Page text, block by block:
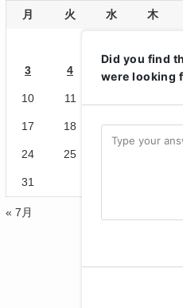
月 火 水 木
3 4 6
10 11
17 18 19 20
24 25
31
« 7月
Did you find
were looking